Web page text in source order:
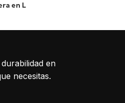
en L
en
necesitas.